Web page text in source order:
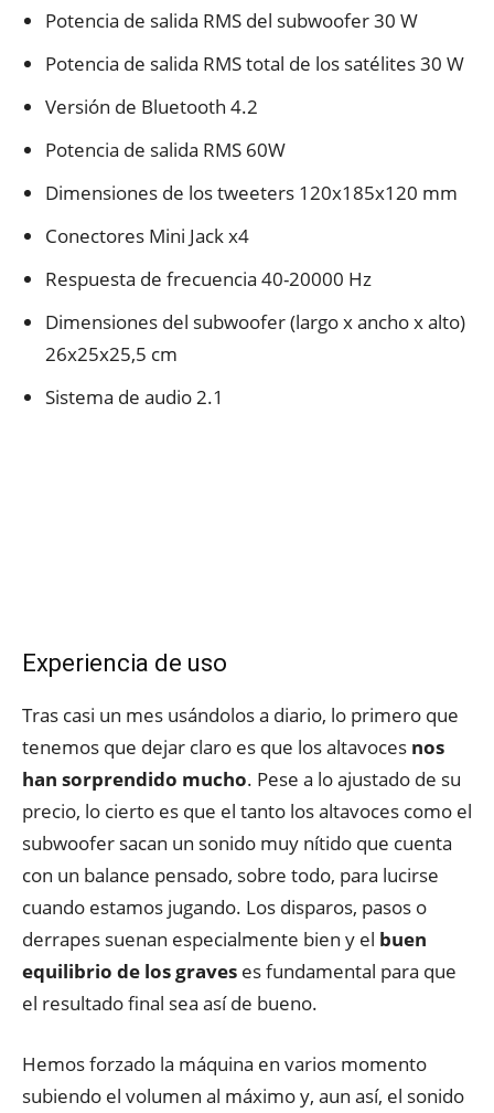
Potencia de salida RMS del subwoofer 30 W
Potencia de salida RMS total de los satélites 30 W
Versión de Bluetooth 4.2
Potencia de salida RMS 60W
Dimensiones de los tweeters 120x185x120 mm
Conectores Mini Jack x4
Respuesta de frecuencia 40-20000 Hz
Dimensiones del subwoofer (largo x ancho x alto)
26x25x25,5 cm
Sistema de audio 2.1
Experiencia de uso
Tras casi un mes usándolos a diario, lo primero que
tenemos que dejar claro es que los altavoces nos
han sorprendido mucho. Pese a lo ajustado de su
precio, lo cierto es que el tanto los altavoces como el
subwoofer sacan un sonido muy nítido que cuenta
con un balance pensado, sobre todo, para lucirse
cuando estamos jugando. Los disparos, pasos o
derrapes suenan especialmente bien y el buen
equilibrio de los graves es fundamental para que
el resultado final sea así de bueno.
Hemos forzado la máquina en varios momento
subiendo el volumen al máximo y, aun así, el sonido